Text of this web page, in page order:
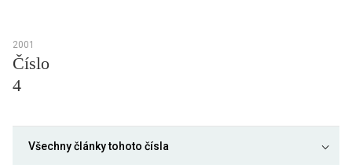
2001
Číslo
4
Všechny články tohoto čísla